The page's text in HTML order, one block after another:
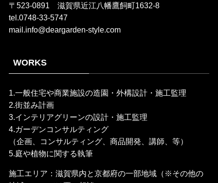
〒523-0891 滋賀県近江八幡鷹飼町1632-8
tel.0748-33-5747
mail.info@deargarden-style.com
WORKS
1.一般住宅や商業施設の造園・外構設計・施工監理
2.街並み計画
3.インテリアグリーンの設計・施工監理
4.ガーデンコンサルティング
（企画、コンサルティング、商品開発、講師、等）
5.庭や植物に関する執筆
施工エリア：滋賀県内と京都府の一部地域（※その他の